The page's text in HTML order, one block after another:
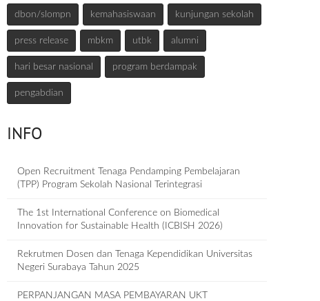
dbon/slompn kemahasiswaan kunjungan sekolah
press release mbkm utbk alumni
hari besar nasional program berdampak
pengabdian
INFO
Open Recruitment Tenaga Pendamping Pembelajaran
(TPP) Program Sekolah Nasional Terintegrasi
The 1st International Conference on Biomedical
Innovation for Sustainable Health (ICBISH 2026)
Rekrutmen Dosen dan Tenaga Kependidikan Universitas
Negeri Surabaya Tahun 2025
PERPANJANGAN MASA PEMBAYARAN UKT